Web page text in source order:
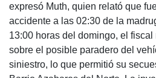
expresó Muth, quien relató que
accidente a las 02:30 de la
13:00 horas del domingo, el
sobre el posible paradero del
siniestro, lo que permitió su